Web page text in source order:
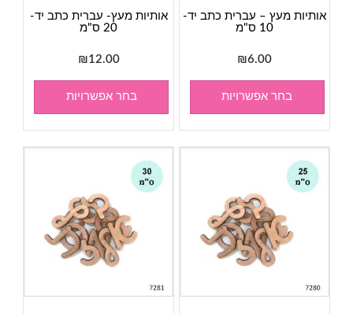
אותיות מעץ – עברית כתב יד-
10 ס"מ
₪6.00
בחר אפשרויות
אותיות מעץ- עברית כתב יד-
20 ס"מ
₪12.00
בחר אפשרויות